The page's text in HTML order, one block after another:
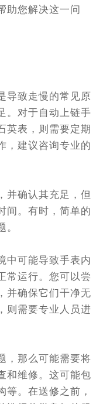
助您解决这一问
致走慢的常见原
。对于自动上链手
英表，则需要定期
，建议咨询专业的
确认其充足，但
间。有时，简单的
可能导致手表内
常运行。您可以尝
并确保它们干净无
则需要专业人员进
那么可能需要将
和维修。这可能包
等。在送修之前，